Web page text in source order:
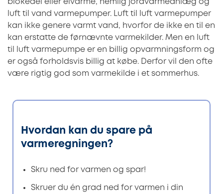
biokedel eller elvarme, nemlig jordvarmeanlæg og
luft til vand varmepumper. Luft til luft varmepumper
kan ikke genere varmt vand, hvorfor de ikke en til en
kan erstatte de førnævnte varmekilder. Men en luft
til luft varmepumpe er en billig opvarmningsform og
er også forholdsvis billig at købe. Derfor vil den ofte
være rigtig god som varmekilde i et sommerhus.
Hvordan kan du spare på
varmeregningen?
Skru ned for varmen og spar!
Skruer du én grad ned for varmen i din